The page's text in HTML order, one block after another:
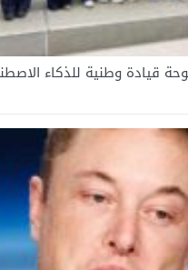
قيادة وطنية للذكاء